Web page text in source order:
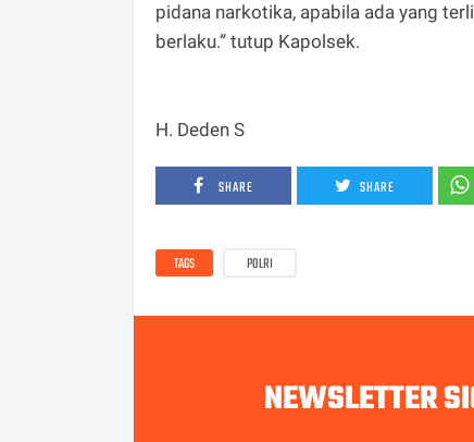
pidana narkotika, apabila ada yang
berlaku.” tutup Kapolsek.
H. Deden S
SHARE SHARE
TAGS POLRI
NEWSLETTER